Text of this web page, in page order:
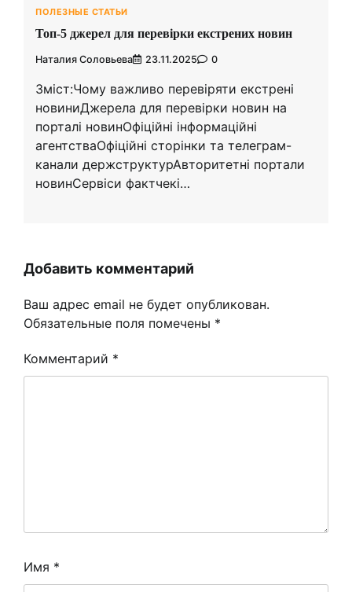
ПОЛЕЗНЫЕ СТАТЬИ
Топ-5 джерел для перевірки екстрених новин
Наталия Соловьева 23.11.2025 0
Зміст:Чому важливо перевіряти екстрені
новиниДжерела для перевірки новин на
порталі новинОфіційні інформаційні
агентстваОфіційні сторінки та телеграм-
канали держструктурАвторитетні портали
новинСервіси фактчекі…
Добавить комментарий
Ваш адрес email не будет опубликован.
Обязательные поля помечены *
Комментарий *
Имя *